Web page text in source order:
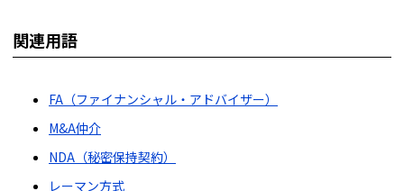
関連用語
FA（ファイナンシャル・アドバイザー）
M&A仲介
NDA（秘密保持契約）
レーマン方式